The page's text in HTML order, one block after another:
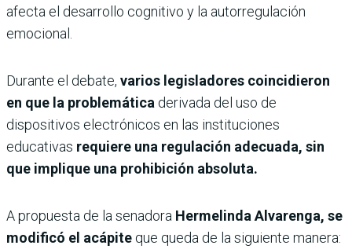
afecta el desarrollo cognitivo y la autorregulación
emocional.
Durante el debate, varios legisladores coincidieron
en que la problemática derivada del uso de
dispositivos electrónicos en las instituciones
educativas requiere una regulación adecuada, sin
que implique una prohibición absoluta.
A propuesta de la senadora Hermelinda Alvarenga, se
modificó el acápite que queda de la siguiente manera: